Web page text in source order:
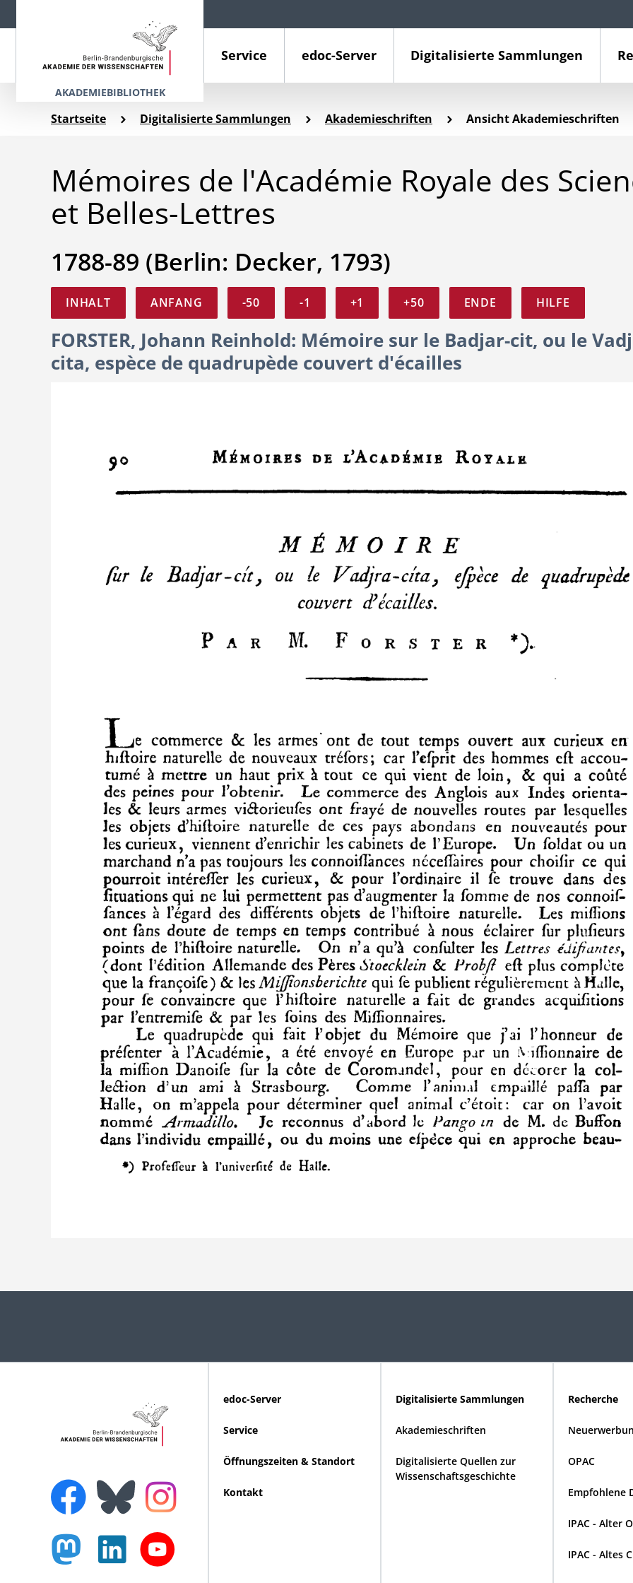
AKADEMIEBIBLIOTHEK
Service edoc-Server Digitalisierte Sammlungen
Startseite Digitalisierte Sammlungen Akademieschriften Ansicht Akademieschriften
Mémoires de l'Académie Royale des
et Belles-Lettres
1788-89 (Berlin: Decker, 1793)
INHALT ANFANG -50 -1 +1 +50 ENDE HILFE
FORSTER, Johann Reinhold: Mémoire sur le Badjar-cit, ou le
cita, espèce de quadrupède couvert d'écailles
edoc-Server
Service
Öffnungszeiten & Standort
Kontakt
Digitalisierte Sammlungen
Akademieschriften
Digitalisierte Quellen zur
Wissenschaftsgeschichte
Recherche
OPAC
Empfohlene
IPAC - Alter
IPAC - Altes